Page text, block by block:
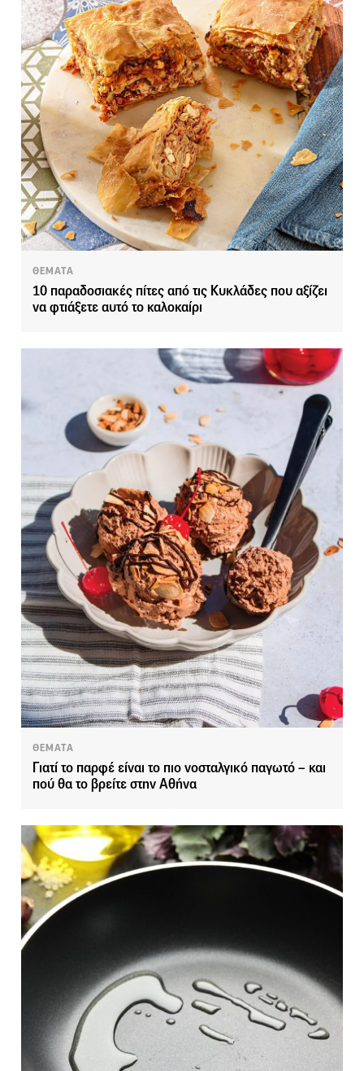
ΘΕΜΑΤΑ
10 παραδοσιακές πίτες από τις Κυκλάδες που αξίζει
να φτιάξετε αυτό το καλοκαίρι
ΘΕΜΑΤΑ
Γιατί το παρφέ είναι το πιο νοσταλγικό παγωτό – και
πού θα το βρείτε στην Αθήνα